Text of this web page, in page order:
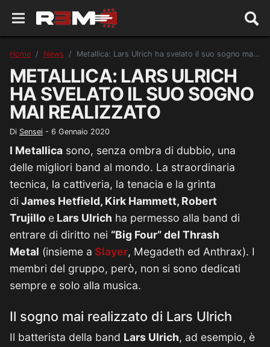
Home News Metallica: Lars Ulrich ha svelato il suo sogno mai realizzato
METALLICA: LARS ULRICH
HA SVELATO IL SUO SOGNO
MAI REALIZZATO
Di Sensei - 6 Gennaio 2020
I Metallica sono, senza ombra di dubbio, una
delle migliori band al mondo. La straordinaria
tecnica, la cattiveria, la tenacia e la grinta
di James Hetfield, Kirk Hammett, Robert
Trujillo e Lars Ulrich ha permesso alla band di
entrare di diritto nei “Big Four” del Thrash
Metal (insieme a Slayer, Megadeth ed Anthrax). I
membri del gruppo, però, non si sono dedicati
sempre e solo alla musica.
Il sogno mai realizzato di Lars Ulrich
Il batterista della band Lars Ulrich, ad esempio, è